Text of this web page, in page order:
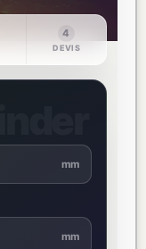
4
DEVIS
mm
mm